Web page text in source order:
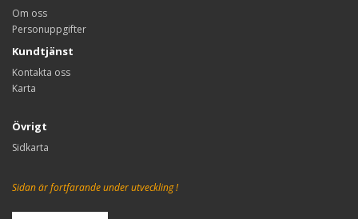
Om oss
Personuppgifter
Kundtjänst
Kontakta oss
Karta
Övrigt
Sidkarta
Sidan är fortfarande under utveckling !